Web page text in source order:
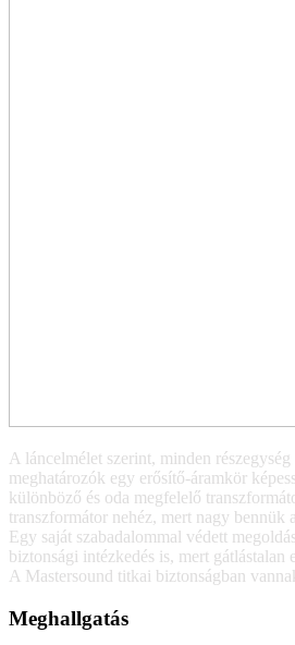
A láncelmélet szerint, minden
meghatározók egy erősítő-áramkör
különböző és oda megfelelő
transzformátor nehéz, mert nagy bennük
Egy saját szabadalommal védett
biztonsági intézkedés is, mert
A Mastersound titkai biztonságban
Meghallgatás